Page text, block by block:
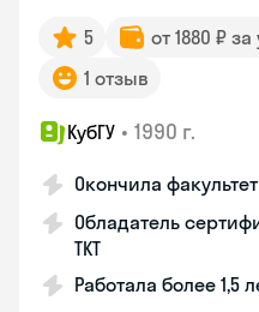
5 от 1880 ₽
1 отзыв
КубГУ • 1990 г.
Окончила
Обладатель
TKT
Работала более 1,5